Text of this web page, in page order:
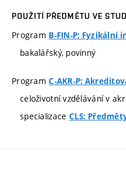
POUŽITÍ PŘEDMĚTU VE
Program B-FIN-P: Fyzikální
bakalářský, povinný
ProgramC-AKR-P:
celoživotní vzdělávání v
specializace CLS: